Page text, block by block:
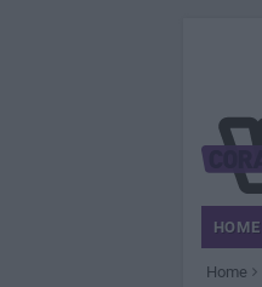
HOME
Home